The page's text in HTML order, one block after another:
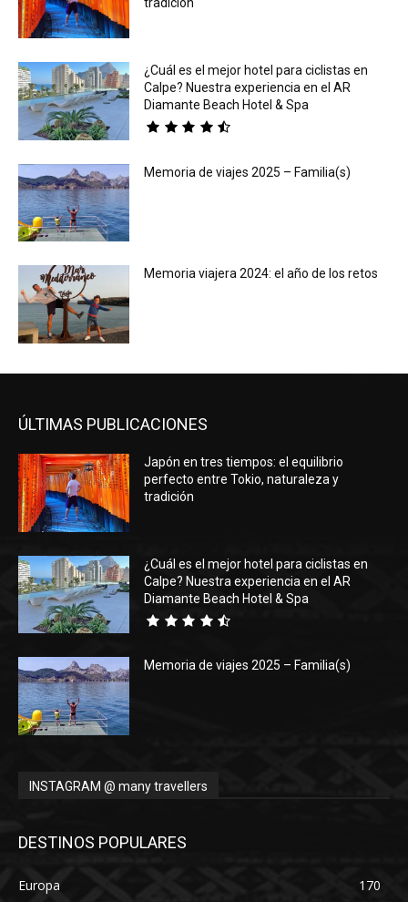
¿Cuál es el mejor hotel para ciclistas en
Calpe? Nuestra experiencia en el AR
Diamante Beach Hotel & Spa
Memoria de viajes 2025 – Familia(s)
Memoria viajera 2024: el año de los retos
ÚLTIMAS PUBLICACIONES
Japón en tres tiempos: el equilibrio
perfecto entre Tokio, naturaleza y
tradición
¿Cuál es el mejor hotel para ciclistas en
Calpe? Nuestra experiencia en el AR
Diamante Beach Hotel & Spa
Memoria de viajes 2025 – Familia(s)
INSTAGRAM @ many travellers
DESTINOS POPULARES
Europa
170